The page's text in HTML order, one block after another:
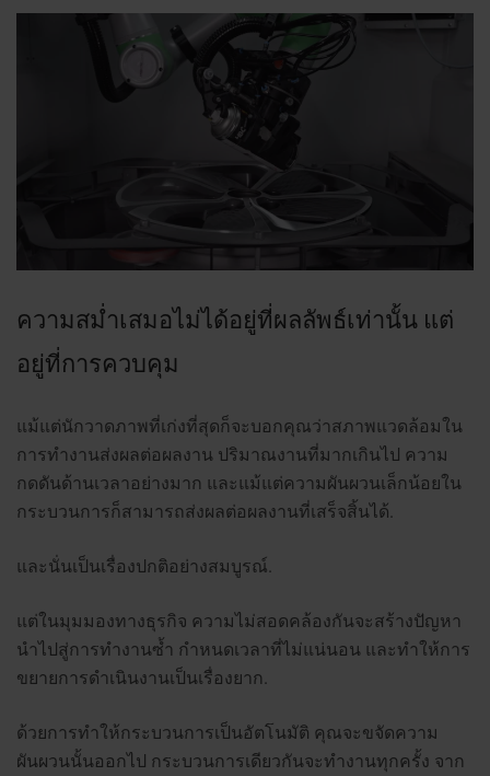
ความสม่ำเสมอไม่ได้อยู่ที่ผลลัพธ์เท่านั้น แต่
อยู่ที่การควบคุม
แม้แต่นักวาดภาพที่เก่งที่สุดก็จะบอกคุณว่าสภาพแวดล้อมใน
การทำงานส่งผลต่อผลงาน ปริมาณงานที่มากเกินไป ความ
กดดันด้านเวลาอย่างมาก และแม้แต่ความผันผวนเล็กน้อยใน
กระบวนการก็สามารถส่งผลต่อผลงานที่เสร็จสิ้นได้.
และนั่นเป็นเรื่องปกติอย่างสมบูรณ์.
แต่ในมุมมองทางธุรกิจ ความไม่สอดคล้องกันจะสร้างปัญหา
นำไปสู่การทำงานซ้ำ กำหนดเวลาที่ไม่แน่นอน และทำให้การ
ขยายการดำเนินงานเป็นเรื่องยาก.
ด้วยการทำให้กระบวนการเป็นอัตโนมัติ คุณจะขจัดความ
ผันผวนนั้นออกไป กระบวนการเดียวกันจะทำงานทุกครั้ง จาก